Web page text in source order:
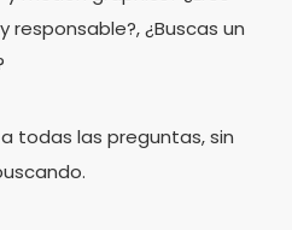
¿Buscas un
todas las preguntas, sin